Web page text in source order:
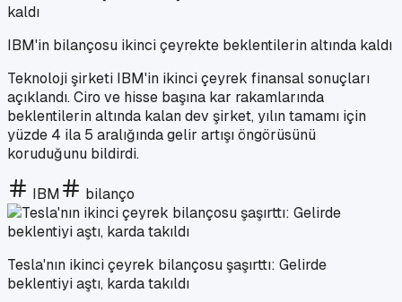
IBM'in bilançosu ikinci çeyrekte beklentilerin altında kaldı
Teknoloji şirketi IBM'in ikinci çeyrek finansal sonuçları
açıklandı. Ciro ve hisse başına kar rakamlarında
beklentilerin altında kalan dev şirket, yılın tamamı için
yüzde 4 ila 5 aralığında gelir artışı öngörüsünü
koruduğunu bildirdi.
IBM bilanço
Tesla'nın ikinci çeyrek bilançosu şaşırttı: Gelirde
beklentiyi aştı, karda takıldı